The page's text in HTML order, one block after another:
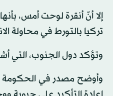
تركيا بالتورط في محاولة الانقلاب في
وتؤكد دول الجنوب، التي
وأوضح مصدر في الحكومة